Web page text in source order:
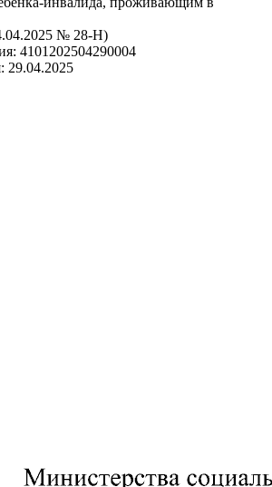
№ 28-Н)
4101202504290004
29.04.2025